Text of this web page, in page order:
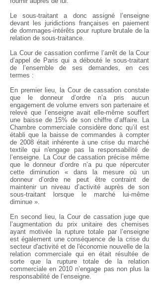
Le sous-traitant a donc assigné l’enseigne
devant les juridictions françaises en paiement
de dommages-intérêts pour rupture brutale de la
relation de sous-traitance.
La Cour de cassation confirme l’arrêt de la Cour
d’appel de Paris qui a débouté le sous-traitant
de l’ensemble de ses demandes, en ces
termes :
En premier lieu, la Cour de cassation constate
que le donneur d’ordre n’a pris aucun
engagement de volume envers son partenaire et
relevé que l’enseigne avait elle-même souffert
une baisse de 15% de son chiffre d’affaire. La
Chambre commerciale considère donc qu’il est
établi que la baisse de commandes à compter
de 2008 était inhérente à une crise du marché
textile qui n'engage pas la responsabilité de
l’enseigne. La Cour de cassation précise même
que le donneur d’ordre n’a pu que répercuter
cette diminution « dans la mesure où un
donneur d’ordre ne peut être contraint de
maintenir un niveau d’activité auprès de son
sous-traitant lorsque le marché lui-même
diminue ».
En second lieu, la Cour de cassation juge que
l’augmentation du prix unitaire des chemises
ayant motivée la rupture totale par l’enseigne
est également une conséquence de la crise du
secteur d'activité et de l'économie nouvelle de la
relation commerciale qui en était résultée de
sorte que la rupture totale de la relation
commerciale en 2010 n’engage pas non plus la
responsabilité de l’enseigne.